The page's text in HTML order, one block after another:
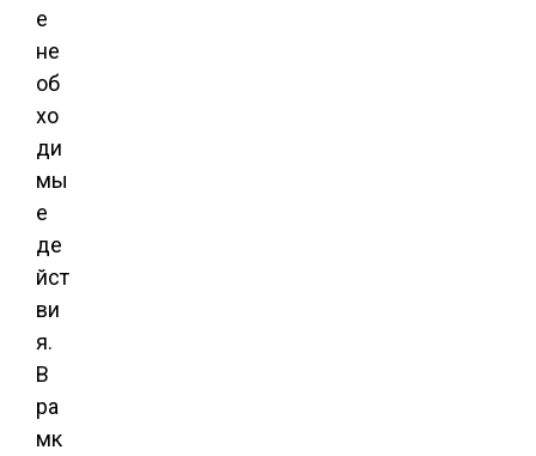
е
не
об
хо
ди
мы
е
де
йст
ви
я.
В
ра
мк